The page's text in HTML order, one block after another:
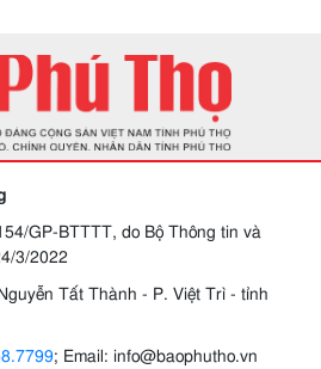
GP-BTTTT, do Bộ Thông tin và
3/2022
Tất Thành - P. Việt Trì - tỉnh
; Email: info@baophutho.vn